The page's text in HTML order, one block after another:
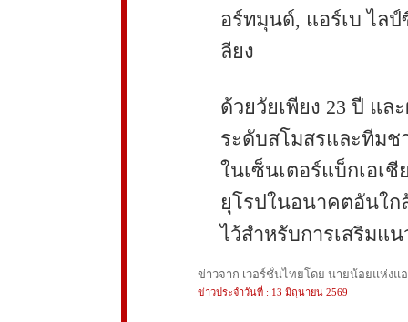
อร์ทมุนด์, แอร์เบ ไล
ลียง
ด้วยวัยเพียง 23 ปี แ
ระดับสโมสรและทีมช
ในเซ็นเตอร์แบ็กเอเ
ยุโรปในอนาคตอันใก
ไว้สำหรับการเสริมแ
ข่าวจาก เวอร์ชั่นไทยโดย นายน้อยแห่งแ
ข่าวประจำวันที่ : 13 มิถุนายน 2569